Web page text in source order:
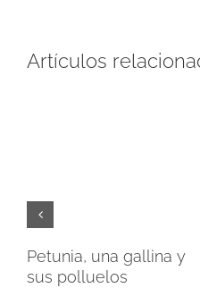
Artículos
Petunia, una gallina y
sus polluelos